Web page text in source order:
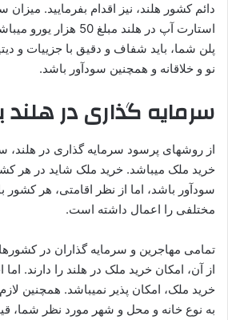
دائم کشور هلند، نیز اقدام بفرمایید. میزان
استارت آپ در هلند مبلغ
پلن شما، باید شفاف و دقیق با جزییات و
نو و خلاقانه و همچنین سودآور باشد.
سرمایه گذاری در هلند
از روشهای پرسود سرمایه گذاری در هلند،
خرید ملک میباشد. خرید ملک شاید در هر
سودآور باشد، اما از نظر اقامتی، هر کشور
مختلفی را اعمال داشته است.
تمامی مهاجرین و سرمایه گذاران در
از آن، امکان خرید ملک در هلند را دارند.
خرید ملک، امکان پذیر نمیباشد. همچنین
به نوع خانه و محل و شهر مورد نظر شما،